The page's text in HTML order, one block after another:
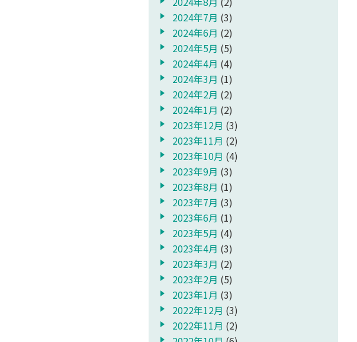
2024年7月 (3)
2024年6月 (2)
2024年5月 (5)
2024年4月 (4)
2024年3月 (1)
2024年2月 (2)
2024年1月 (2)
2023年12月 (3)
2023年11月 (2)
2023年10月 (4)
2023年9月 (3)
2023年8月 (1)
2023年7月 (3)
2023年6月 (1)
2023年5月 (4)
2023年4月 (3)
2023年3月 (2)
2023年2月 (5)
2023年1月 (3)
2022年12月 (3)
2022年11月 (2)